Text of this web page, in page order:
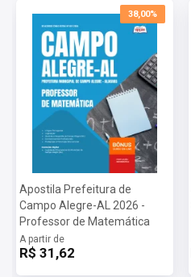
38,00%
Apostila Prefeitura de
Campo Alegre-AL 2026 -
Professor de Matemática
A partir de
R$ 31,62